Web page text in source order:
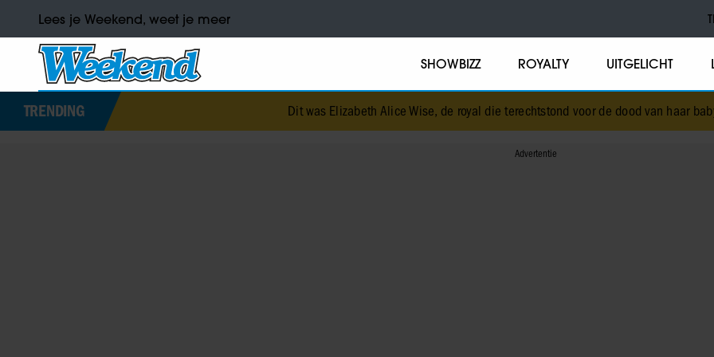
Lees je Weekend, weet je meer
SHOWBIZZ ROYALTY UITGELICHT
TRENDING Dit was Elizabeth Alice Wise, de royal die terechtstond voor de dood van haar baby•